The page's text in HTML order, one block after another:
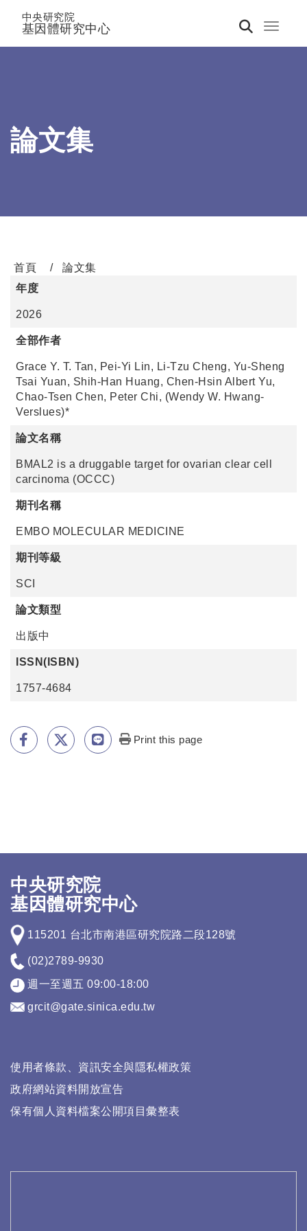
Toggle
中央研究院
基因體研究中心
論文集
首頁
論文集
年度
2026
全部作者
Grace Y. T. Tan, Pei-Yi Lin, Li-Tzu Cheng, Yu-Sheng
Tsai Yuan, Shih-Han Huang, Chen-Hsin Albert Yu,
Chao-Tsen Chen, Peter Chi, (Wendy W. Hwang-
Verslues)*
論文名稱
BMAL2 is a druggable target for ovarian clear cell
carcinoma (OCCC)
期刊名稱
EMBO MOLECULAR MEDICINE
期刊等級
SCI
論文類型
出版中
ISSN(ISBN)
1757-4684
Print this page
中央研究院
基因體研究中心
115201 台北市南港區研究院路二段128號
(02)2789-9930
週一至週五 09:00-18:00
grcit@gate.sinica.edu.tw
使用者條款、資訊安全與隱私權政策
政府網站資料開放宣告
保有個人資料檔案公開項目彙整表